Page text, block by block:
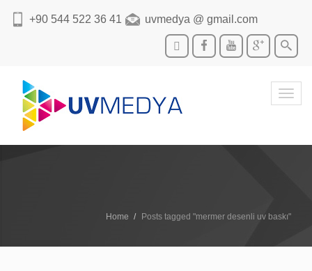
+90 544 522 36 41 uvmedya @ gmail.com
Home Posts tagged "mermer desenli uv baskı"